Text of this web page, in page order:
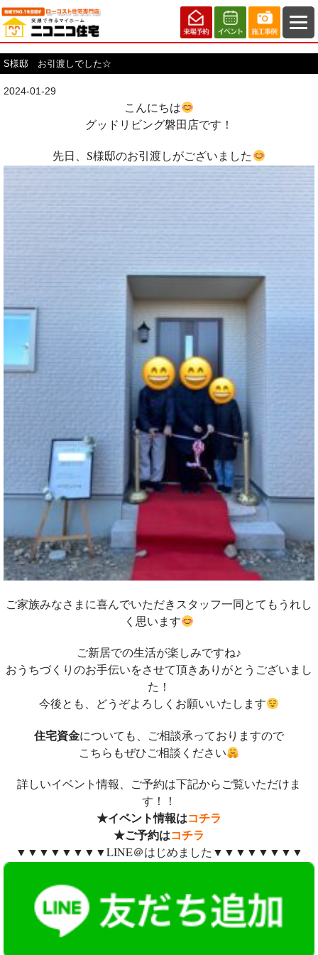
S様邸 お引渡しでした☆
2024-01-29
こんにちは
グッドリビング磐田店です！
先日、S様邸のお引渡しがございました
ご家族みなさまに喜んでいただきスタッフ一同とてもうれし
く思います
ご新居での生活が楽しみですね♪
おうちづくりのお手伝いをさせて頂きありがとうございまし
た！
今後とも、どうぞよろしくお願いいたします
住宅資金についても、ご相談承っておりますので
こちらもぜひご相談ください
詳しいイベント情報、ご予約は下記からご覧いただけま
す！！
★イベント情報はコチラ
★ご予約はコチラ
▼▼▼▼▼▼▼▼LINE＠はじめました▼▼▼▼▼▼▼▼